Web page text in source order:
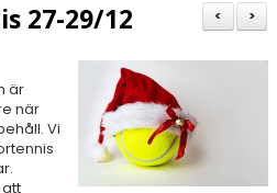
>
<
27-29/12
är
när
Vi